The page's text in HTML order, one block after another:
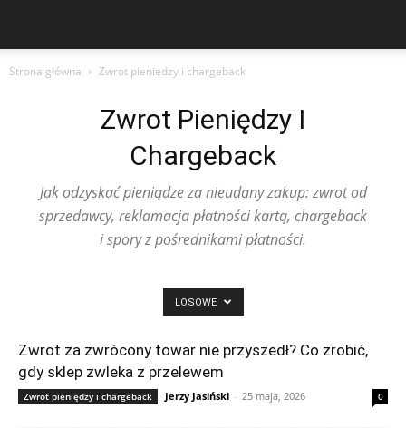
Strona główna Zwrot pieniędzy i chargeback
Zwrot Pieniędzy I
Chargeback
Jak odzyskać pieniądze za nieudany zakup: zwrot od
sprzedawcy, reklamacja płatności kartą, chargeback
i spory z pośrednikami płatności.
LOSOWE
Zwrot za zwrócony towar nie przyszedł? Co zrobić,
gdy sklep zwleka z przelewem
Zwrot pieniędzy i chargeback Jerzy Jasiński - 25 maja, 2026 0